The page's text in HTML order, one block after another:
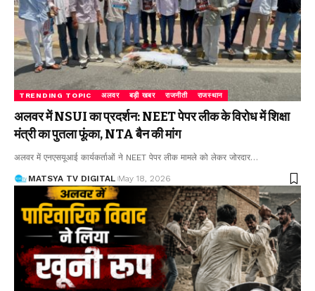
TRENDING TOPIC अलवर बड़ी खबर राजनीती राजस्थान
अलवर में NSUI का प्रदर्शन: NEET पेपर लीक के विरोध में शिक्षा
मंत्री का पुतला फूंका, NTA बैन की मांग
अलवर में एनएसयूआई कार्यकर्ताओं ने NEET पेपर लीक मामले को लेकर जोरदार…
MATSYA TV DIGITAL May 18, 2026